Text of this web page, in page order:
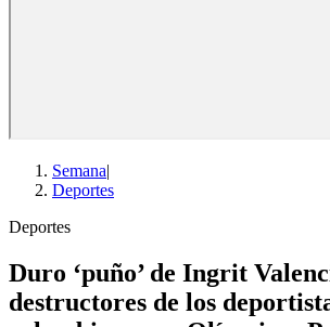
Semana|
Deportes
Deportes
Duro ‘puño’ de Ingrit
destructores de los